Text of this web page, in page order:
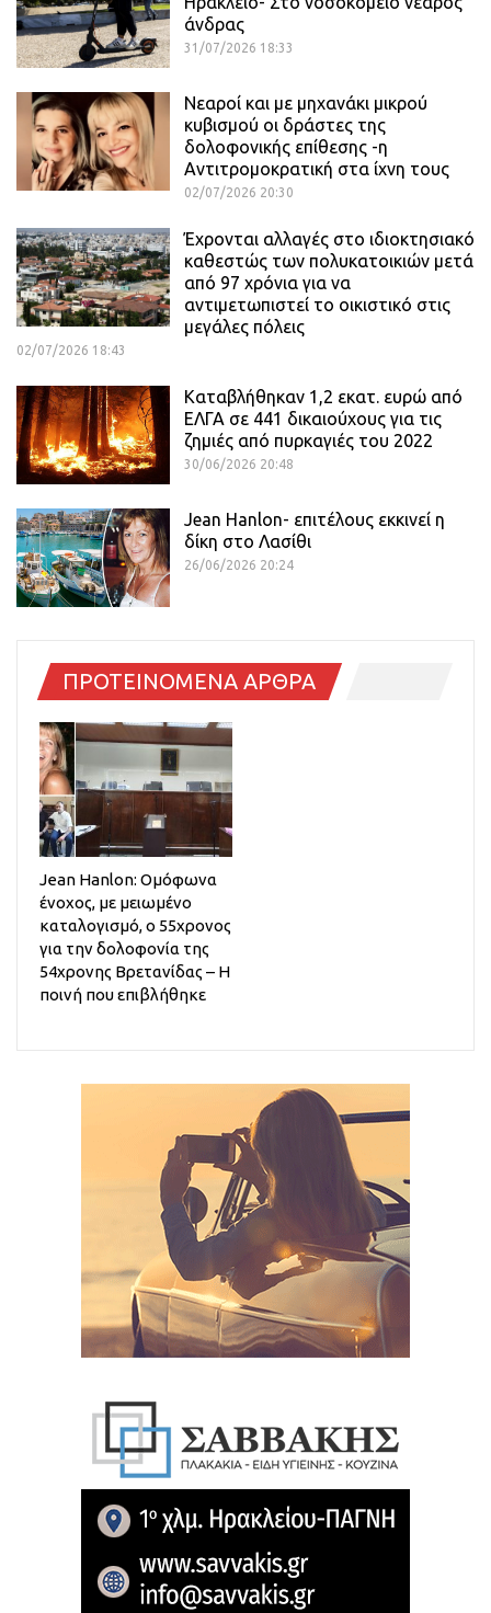
άνδρας
31/07/2026 18:33
Νεαροί και με μηχανάκι μικρού
κυβισμού οι δράστες της
δολοφονικής επίθεσης -η
Αντιτρομοκρατική στα ίχνη τους
02/07/2026 20:30
Έχρονται αλλαγές στο ιδιοκτησιακό
καθεστώς των πολυκατοικιών μετά
από 97 χρόνια για να
αντιμετωπιστεί το οικιστικό στις
μεγάλες πόλεις
02/07/2026 18:43
Καταβλήθηκαν 1,2 εκατ. ευρώ από
ΕΛΓΑ σε 441 δικαιούχους για τις
ζημιές από πυρκαγιές του 2022
30/06/2026 20:48
Jean Hanlon- επιτέλους εκκινεί η
δίκη στο Λασίθι
26/06/2026 20:24
ΠΡΟΤΕΙΝΟΜΕΝΑ ΑΡΘΡΑ
Jean Hanlon: Ομόφωνα
ένοχος, με μειωμένο
καταλογισμό, ο 55χρονος
για την δολοφονία της
54χρονης Βρετανίδας – Η
ποινή που επιβλήθηκε